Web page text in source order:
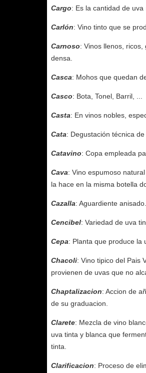
Cargo: Es la cantidad de
Carlón: Vino tinto que se
Carnoso: Vinos llenos,
densa.
Casca: Mohos que quedan
Casco: Bota, Tonel, Barril, ...
Casta: En vinos nobles,
Cata: Degustación técnica
Catavino: Copa empleada
Cava: Vino espumoso
la hace en la misma botella
Cazalla: Aguardiente anisado.
Cencibel: Variedad de uva
Cepa: Planta que produce la
Chacoli: Vino tipico del Pais
provienen de uvas que no
Chaptalizacion: Accion de
de su graduacion.
Clarete: Mezcla de vino
uva tinta y blanca que
tinta.
Clarificacion: Proceso de